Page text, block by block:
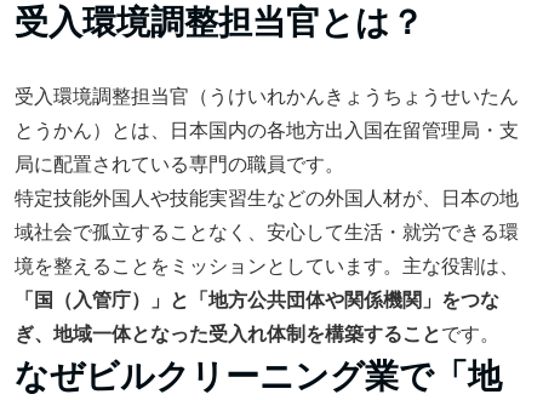
受入環境調整担当官とは？
受入環境調整担当官（うけいれかんきょうちょうせいたん
とうかん）とは、日本国内の各地方出入国在留管理局・支
局に配置されている専門の職員です。
特定技能外国人や技能実習生などの外国人材が、日本の地
域社会で孤立することなく、安心して生活・就労できる環
境を整えることをミッションとしています。主な役割は、
「国（入管庁）」と「地方公共団体や関係機関」をつな
ぎ、地域一体となった受入れ体制を構築することです。
なぜビルクリーニング業で「地